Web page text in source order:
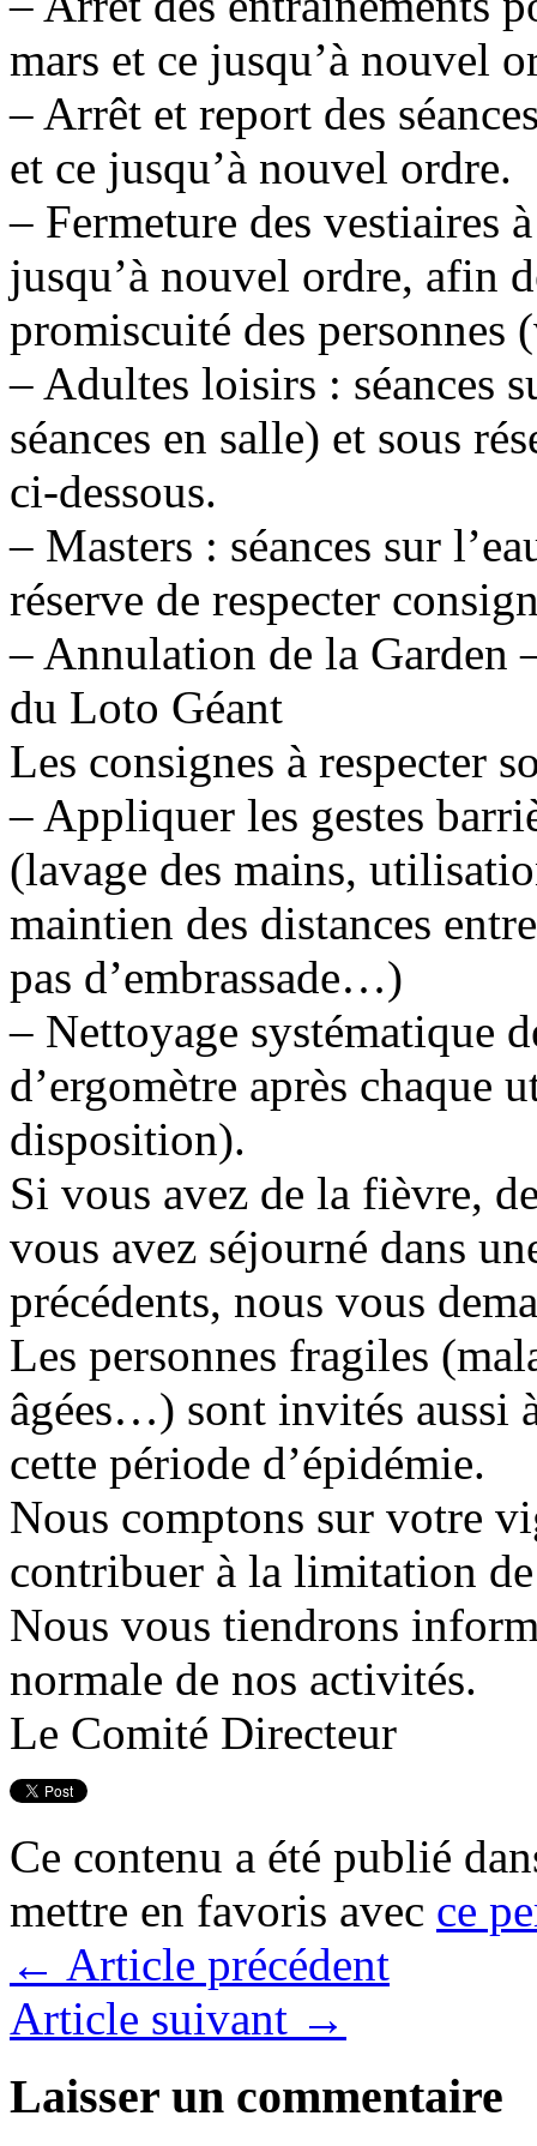
mars et ce jusqu’à nouvel
– Arrêt et report des
et ce jusqu’à nouvel ordre.
– Fermeture des vestiaires
jusqu’à nouvel ordre, afin
promiscuité des personnes
– Adultes loisirs : séances
séances en salle) et sous
ci-dessous.
– Masters : séances sur
réserve de respecter
– Annulation de la Garden
du Loto Géant
Les consignes à respecter
– Appliquer les gestes
(lavage des mains,
maintien des distances
pas d’embrassade…)
– Nettoyage systématique
d’ergomètre après chaque
disposition).
Si vous avez de la fièvre,
vous avez séjourné dans
précédents, nous vous
Les personnes fragiles
âgées…) sont invités aussi
cette période d’épidémie.
Nous comptons sur votre
contribuer à la limitation
Nous vous tiendrons
normale de nos activités.
Le Comité Directeur
Ce contenu a été publié
mettre en favoris avec ce
← Article précédent
Article suivant →
Laisser un commentaire